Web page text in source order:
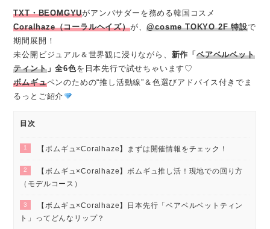
TXT・BEOMGYUがアンバサダーを務める韓国コスメ
Coralhaze（コーラルヘイズ）が、@cosme TOKYO 2F 特設で
期間展開！
未公開ビジュアル＆世界観に浸りながら、 新作「 ベアベルベット
ティント」全6色を日本先行で試せちゃいます♡
ボムギュペンのための“推し活動線”＆色選びアドバイス付きでま
るっとご紹介
目次
1 【ボムギュ×Coralhaze】まずは開催情報をチェック！
2
【ボムギュ×Coralhaze】ボムギュ推し活！現地での回り方
（モデルコース）
3
【ボムギュ×Coralhaze】日本先行「ベアベルベットティン
ト」ってどんなリップ？